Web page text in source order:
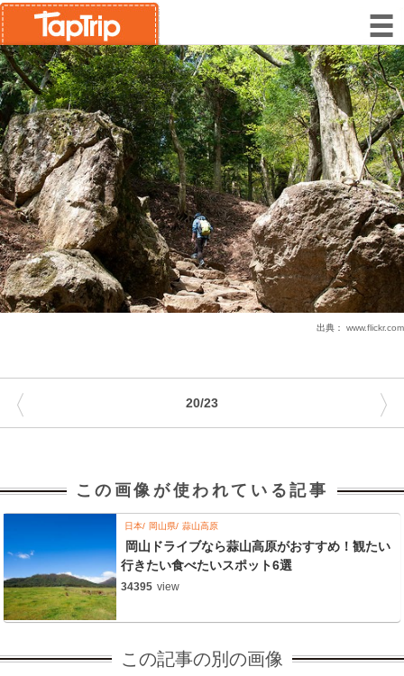
出典： www.flickr.com
20/23
〈 〉
この画像が使われている記事
日本 岡山県 蒜山高原
岡山ドライブなら蒜山高原がおすすめ！観たい
行きたい食べたいスポット6選
34395 view
この記事の別の画像